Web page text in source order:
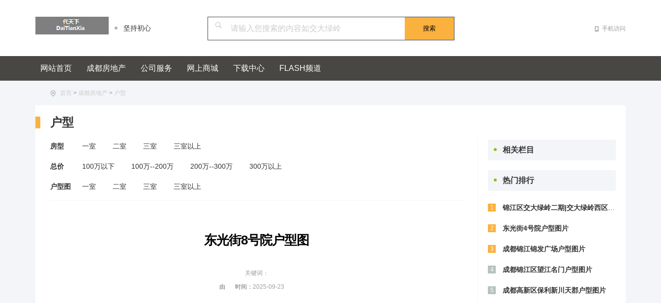
坚持初心 手机访问
网站首页 成都房地产 公司服务 网上商城 下载中心 FLASH频道
首页 > 成都房地产 > 户型
户型
房型 一室 二室 三室 三室以上
总价 100万以下 100万--200万 200万--300万 300万以上
户型图 一室 二室 三室 三室以上
东光街8号院户型图
关键词：
由
时间： 2025-09-23
相关栏目
热门排行
1
2 东光街4号院户型图片
3 成都锦江锦发广场户型图片
4 成都锦江区望江名门户型图片
5 成都高新区保利新川天郡户型图片